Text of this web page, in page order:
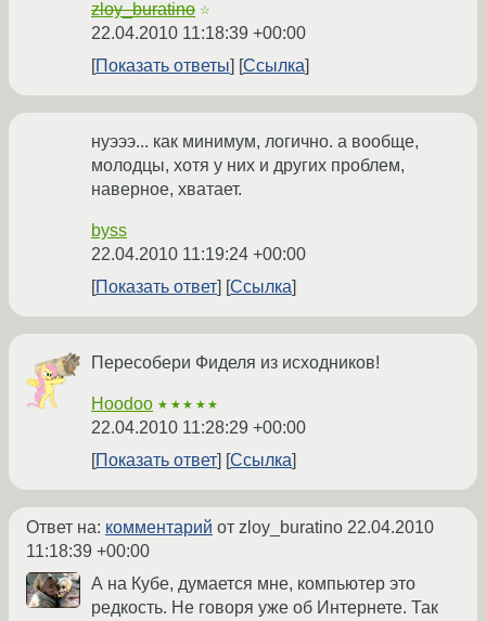
zloy_buratino ☆
22.04.2010 11:18:39 +00:00
Показать ответы
Ссылка
нуэээ... как минимум, логично. а вообще,
молодцы, хотя у них и других проблем,
наверное, хватает.
byss
22.04.2010 11:19:24 +00:00
Показать ответ
Ссылка
Пересобери Фиделя из исходников!
Hoodoo ★★★★★
22.04.2010 11:28:29 +00:00
Показать ответ
Ссылка
Ответ на: комментарий от zloy_buratino 22.04.2010
11:18:39 +00:00
А на Кубе, думается мне, компьютер это
редкость. Не говоря уже об Интернете. Так